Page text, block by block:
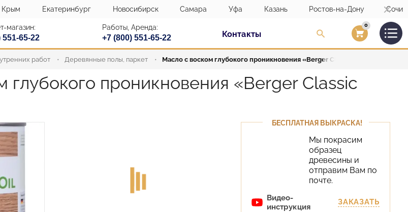
Крым Екатеринбург Новосибирск Самара Уфа Казань Ростов-на-Дону Сочи
магазин:
551-65-22
Работы, Аренда:
+7 (800) 551-65-22 Контакты Вход/
0
работ Деревянные полы, паркет Масло с воском глубокого проникновения «Berger Classic 100Pro Oil»
глубокого проникновения «Berger Classic
БЕСПЛАТНАЯ ВЫКРАСКА!
Мы покрасим
образец
древесины и
отправим Вам по
почте.
Видео-
инструкция
ЗАКАЗАТЬ